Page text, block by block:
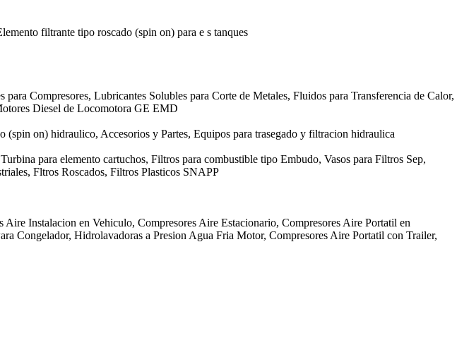
filtrante tipo roscado (spin on) para e s tanques
Compresores, Lubricantes Solubles para Corte de Metales, Fluidos para Transferencia de Calor,
Diesel de Locomotora GE EMD
on) hidraulico, Accesorios y Partes, Equipos para trasegado y filtracion hidraulica
para elemento cartuchos, Filtros para combustible tipo Embudo, Vasos para Filtros Sep,
Fltros Roscados, Filtros Plasticos SNAPP
Instalacion en Vehiculo, Compresores Aire Estacionario, Compresores Aire Portatil en
Congelador, Hidrolavadoras a Presion Agua Fria Motor, Compresores Aire Portatil con Trailer,